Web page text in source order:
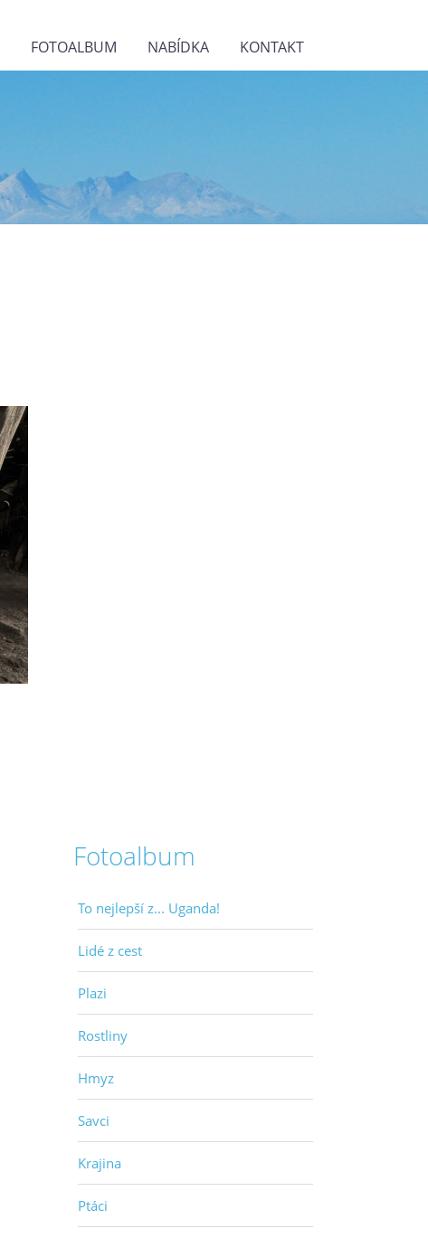
FOTOALBUM NABÍDKA KONTAKT
Fotoalbum
To nejlepší z... Uganda!
Lidé z cest
Plazi
Rostliny
Hmyz
Savci
Krajina
Ptáci